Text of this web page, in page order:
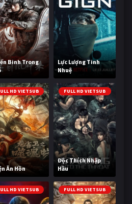
Binh Trong
Lực Lượng Tinh
Nhuệ
HD VIETSUB
Ăn Hồn
FULL HD VIETSUB
Độc Thích Nhập
Hầu
HD VIETSUB FULL HD VIETSUB